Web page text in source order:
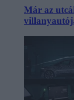
Már az